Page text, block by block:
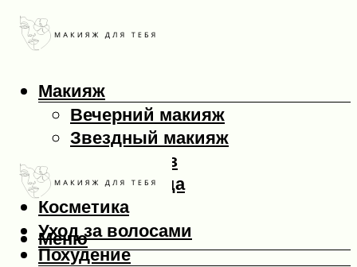
Макияж
Вечерний макияж
Звездный макияж
Макияж глаз
Макияж лица
Косметика
Уход за волосами
Похудение
Меню